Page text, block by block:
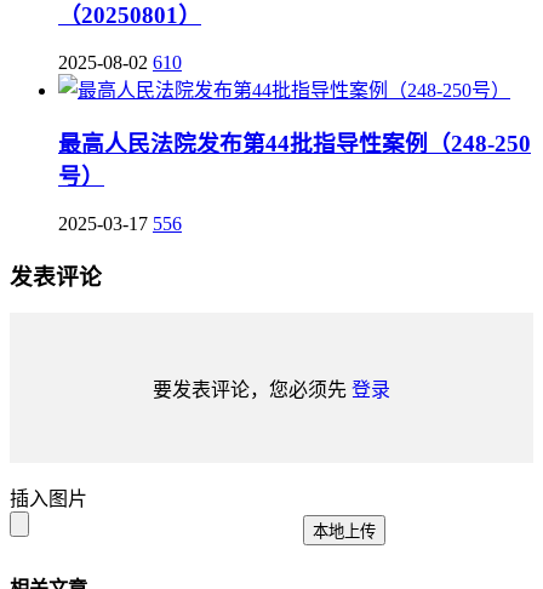
（20250801）
2025-08-02 610
最高人民法院发布第44批指导性案例（248-250
号）
2025-03-17 556
发表评论
要发表评论，您必须先 登录
插入图片
本地上传